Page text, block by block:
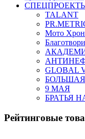
TALANT
Мото
GLOBAL
9 МАЯ
БРАТЬЯ
Рейтинговые